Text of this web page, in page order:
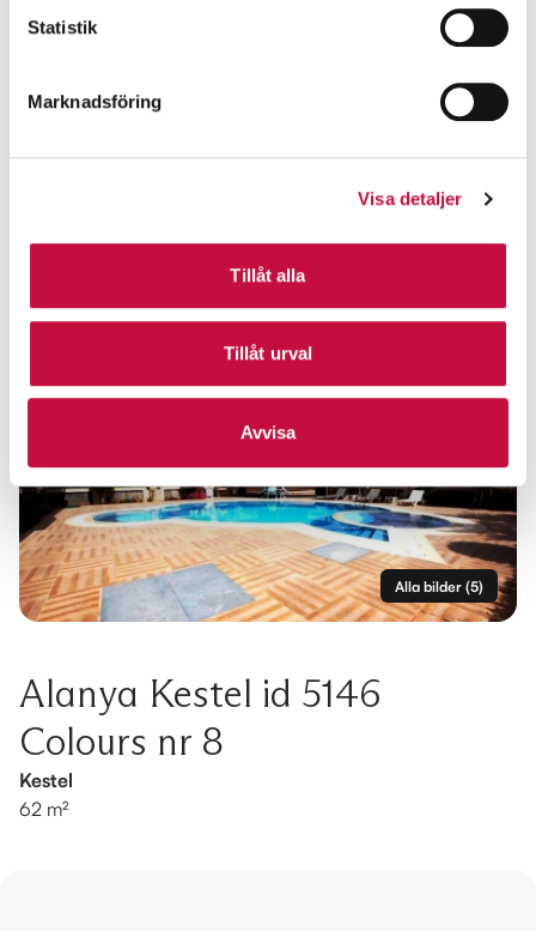
Statistik
Marknadsföring
Visa detaljer
Tillåt alla
Tillåt urval
Avvisa
Alla bilder (5)
Alanya Kestel id 5146
Colours nr 8
Kestel
62 m²